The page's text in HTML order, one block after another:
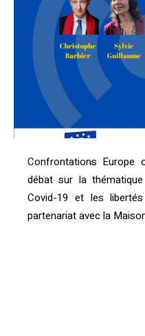
Confrontations Europe
débat sur la
Covid-19 et les
partenariat avec la